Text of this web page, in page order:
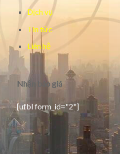
Dịch vụ
Tin tức
Liên hệ
Nhận báo giá
[ufbl form_id="2"]